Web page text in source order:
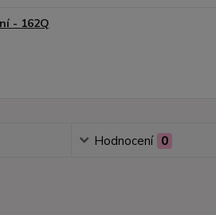
- 162Q
Hodnocení 0